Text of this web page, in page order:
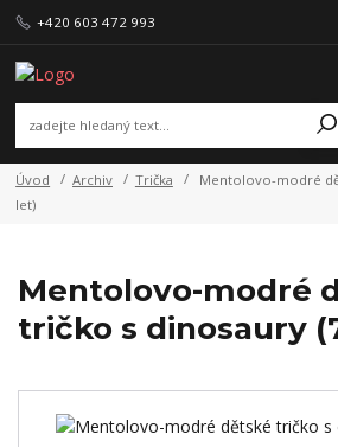
+420 603 472 993
Úvod Archiv Trička
Mentolovo-modré
let)
Mentolovo-modré
tričko s dinosaury